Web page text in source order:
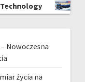
Nowoczesna
życia na